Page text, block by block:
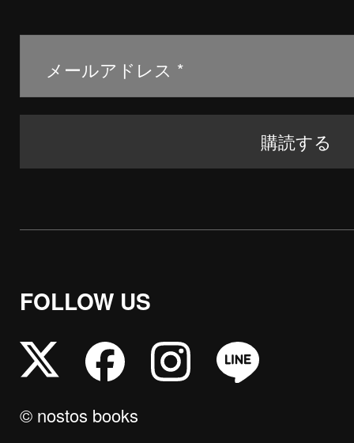
FOLLOW US
© nostos books